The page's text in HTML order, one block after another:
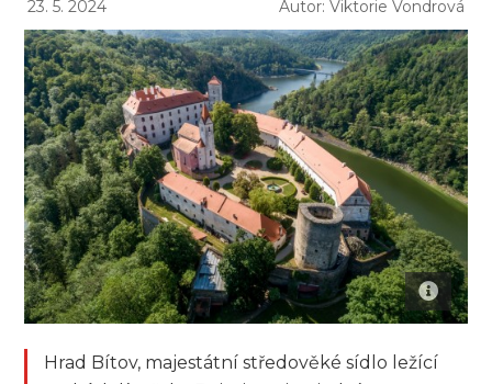
23. 5. 2024 Autor: Viktorie Vondrová
Hrad Bítov, majestátní středověké sídlo ležící